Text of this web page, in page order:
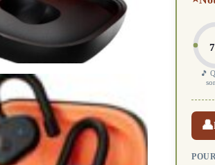
🎵
👤